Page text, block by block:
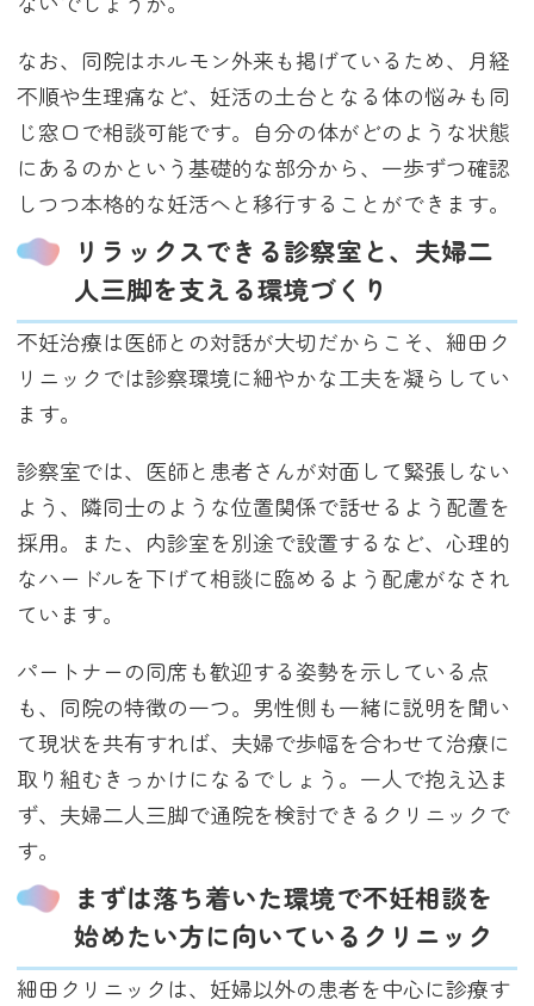
なお、同院はホルモン外来も掲げているため、月経
不順や生理痛など、妊活の土台となる体の悩みも同
じ窓口で相談可能です。自分の体がどのような状態
にあるのかという基礎的な部分から、一歩ずつ確認
しつつ本格的な妊活へと移行することができます。
リラックスできる診察室と、夫婦二
人三脚を支える環境づくり
不妊治療は医師との対話が大切だからこそ、細田ク
リニックでは診察環境に細やかな工夫を凝らしてい
ます。
診察室では、医師と患者さんが対面して緊張しない
よう、隣同士のような位置関係で話せるよう配置を
採用。また、内診室を別途で設置するなど、心理的
なハードルを下げて相談に臨めるよう配慮がなされ
ています。
パートナーの同席も歓迎する姿勢を示している点
も、同院の特徴の一つ。男性側も一緒に説明を聞い
て現状を共有すれば、夫婦で歩幅を合わせて治療に
取り組むきっかけになるでしょう。一人で抱え込ま
ず、夫婦二人三脚で通院を検討できるクリニックで
す。
まずは落ち着いた環境で不妊相談を
始めたい方に向いているクリニック
細田クリニックは、妊婦以外の患者を中心に診療す